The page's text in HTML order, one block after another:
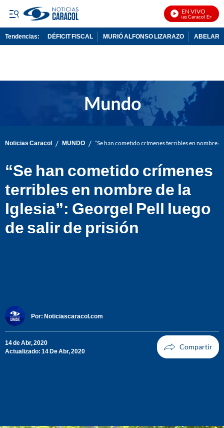
EN VIVO
Noticias Caracol En Vivo
Tendencias: DÉFICIT FISCAL MURIÓ ALFONSO LIZARAZO
Noticias Caracol / MUNDO / “Se han cometido crímenes terribles en nombre
“Se han cometido crímenes
terribles en nombre de la
Iglesia”: Georgel Pell luego
de salir de prisión
Por: Noticiascaracol.com
14 de Abr, 2020
Actualizado: 14 De Abr, 2020